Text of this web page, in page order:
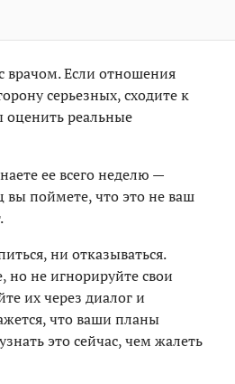
врачом. Если отношения
серьезных, сходите к
оценить реальные
ее всего неделю —
вы поймете, что это не ваш
ни отказываться.
не игнорируйте свои
их через диалог и
что ваши планы
это сейчас, чем жалеть